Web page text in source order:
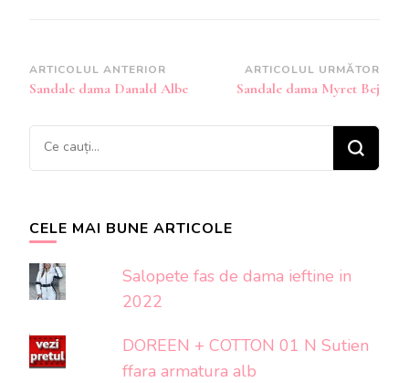
Navigare
în
articole
ARTICOLUL ANTERIOR
Sandale dama Danald Albe
ARTICOLUL URMĂTOR
Sandale dama Myret Bej
Cauți
ceva?
CELE MAI BUNE ARTICOLE
Salopete fas de dama ieftine in
2022
DOREEN + COTTON 01 N Sutien
ffara armatura alb